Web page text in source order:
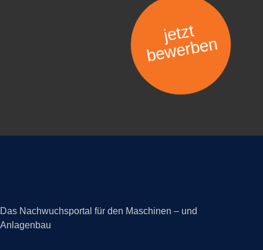
jetzt
bewerben
Das Nachwuchsportal für den Maschinen – und
Anlagenbau